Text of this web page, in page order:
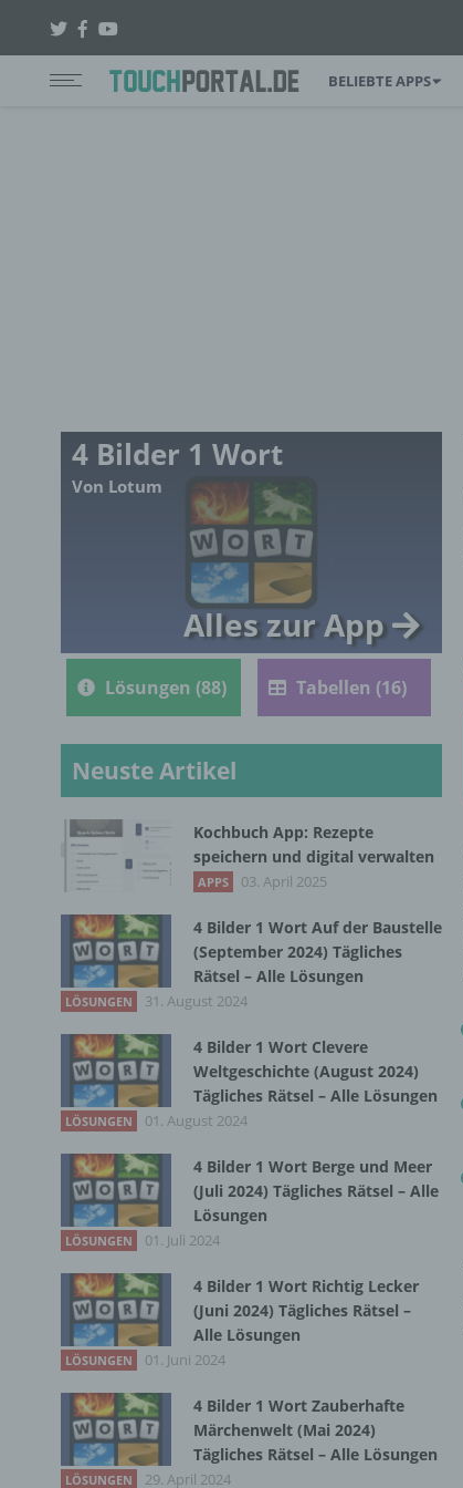
BELIEBTE APPS
4 Bilder 1 Wort
Von Lotum
Alles zur App
Lösungen (88) Tabellen (16)
Neuste Artikel
Kochbuch App: Rezepte
speichern und digital verwalten
APPS 03. April 2025
4 Bilder 1 Wort Auf der Baustelle
(September 2024) Tägliches
Rätsel – Alle Lösungen
LÖSUNGEN 31. August 2024
4 Bilder 1 Wort Clevere
Weltgeschichte (August 2024)
Tägliches Rätsel – Alle Lösungen
LÖSUNGEN 01. August 2024
4 Bilder 1 Wort Berge und Meer
(Juli 2024) Tägliches Rätsel – Alle
Lösungen
LÖSUNGEN 01. Juli 2024
4 Bilder 1 Wort Richtig Lecker
(Juni 2024) Tägliches Rätsel –
Alle Lösungen
LÖSUNGEN 01. Juni 2024
4 Bilder 1 Wort Zauberhafte
Märchenwelt (Mai 2024)
Tägliches Rätsel – Alle Lösungen
LÖSUNGEN 29. April 2024